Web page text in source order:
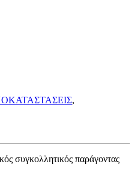
,
συγκολλητικός παράγοντας